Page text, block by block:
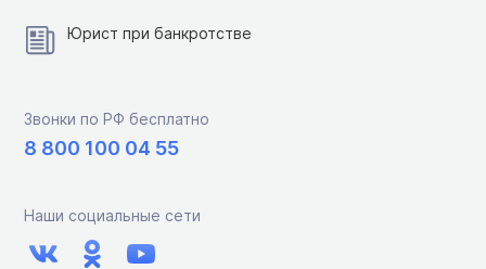
Юрист при банкротстве
Звонки по РФ бесплатно
8 800 100 04 55
Наши социальные сети